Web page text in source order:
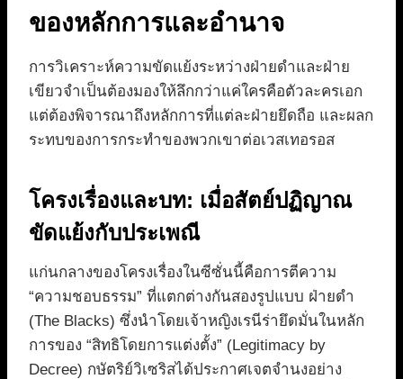
ของหลักการและอำนาจ
การวิเคราะห์ความขัดแย้งระหว่างฝ่ายดำและฝ่าย
เขียวจำเป็นต้องมองให้ลึกกว่าแค่ใครคือตัวละครเอก
แต่ต้องพิจารณาถึงหลักการที่แต่ละฝ่ายยึดถือ และผลก
ระทบของการกระทำของพวกเขาต่อเวสเทอรอส
โครงเรื่องและบท: เมื่อสัตย์ปฏิญาณ
ขัดแย้งกับประเพณี
แก่นกลางของโครงเรื่องในซีซั่นนี้คือการตีความ
“ความชอบธรรม” ที่แตกต่างกันสองรูปแบบ ฝ่ายดำ
(The Blacks) ซึ่งนำโดยเจ้าหญิงเรนีร่ายึดมั่นในหลัก
การของ “สิทธิโดยการแต่งตั้ง” (Legitimacy by
Decree) กษัตริย์วิเซริสได้ประกาศเจตจำนงอย่าง